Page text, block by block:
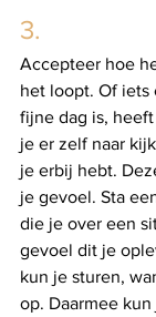
3.
Accepteer hoe
het loopt. Of
fijne dag is,
je er zelf naar
je erbij hebt.
je gevoel. Sta
die je over een
gevoel dit je
kun je sturen,
op. Daarmee